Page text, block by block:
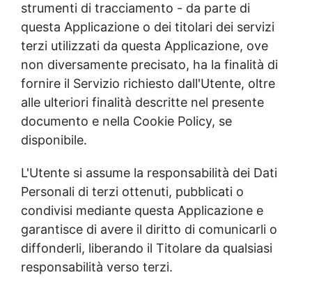
strumenti di tracciamento - da parte di
questa Applicazione o dei titolari dei servizi
terzi utilizzati da questa Applicazione, ove
non diversamente precisato, ha la finalità di
fornire il Servizio richiesto dall'Utente, oltre
alle ulteriori finalità descritte nel presente
documento e nella Cookie Policy, se
disponibile.
L'Utente si assume la responsabilità dei Dati
Personali di terzi ottenuti, pubblicati o
condivisi mediante questa Applicazione e
garantisce di avere il diritto di comunicarli o
diffonderli, liberando il Titolare da qualsiasi
responsabilità verso terzi.